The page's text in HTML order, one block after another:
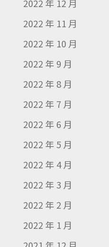
2022 年 12 月
2022 年 11 月
2022 年 10 月
2022 年 9 月
2022 年 8 月
2022 年 7 月
2022 年 6 月
2022 年 5 月
2022 年 4 月
2022 年 3 月
2022 年 2 月
2022 年 1 月